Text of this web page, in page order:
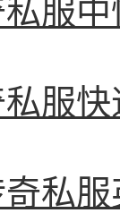
服
服
私